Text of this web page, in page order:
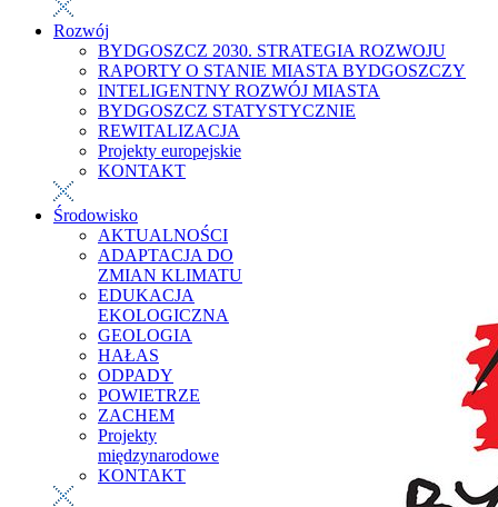
Rozwój
BYDGOSZCZ 2030. STRATEGIA ROZWOJU
RAPORTY O STANIE MIASTA BYDGOSZCZY
INTELIGENTNY ROZWÓJ MIASTA
BYDGOSZCZ STATYSTYCZNIE
REWITALIZACJA
Projekty europejskie
KONTAKT
Środowisko
AKTUALNOŚCI
ADAPTACJA DO
ZMIAN KLIMATU
EDUKACJA
EKOLOGICZNA
GEOLOGIA
HAŁAS
ODPADY
POWIETRZE
ZACHEM
Projekty
międzynarodowe
KONTAKT